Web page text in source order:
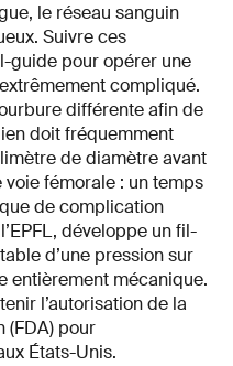
le réseau sanguin
Suivre ces
guide pour opérer une
compliqué.
différente afin de
doit fréquemment
de diamètre avant
fémorale : un temps
de complication
développe un fil-
d’une pression sur
entièrement mécanique.
l’autorisation de la
(FDA) pour
États-Unis.